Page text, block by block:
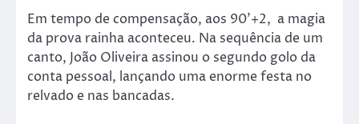
Em tempo de compensação, aos 90’+2, a magia
da prova rainha aconteceu. Na sequência de um
canto, João Oliveira assinou o segundo golo da
conta pessoal, lançando uma enorme festa no
relvado e nas bancadas.